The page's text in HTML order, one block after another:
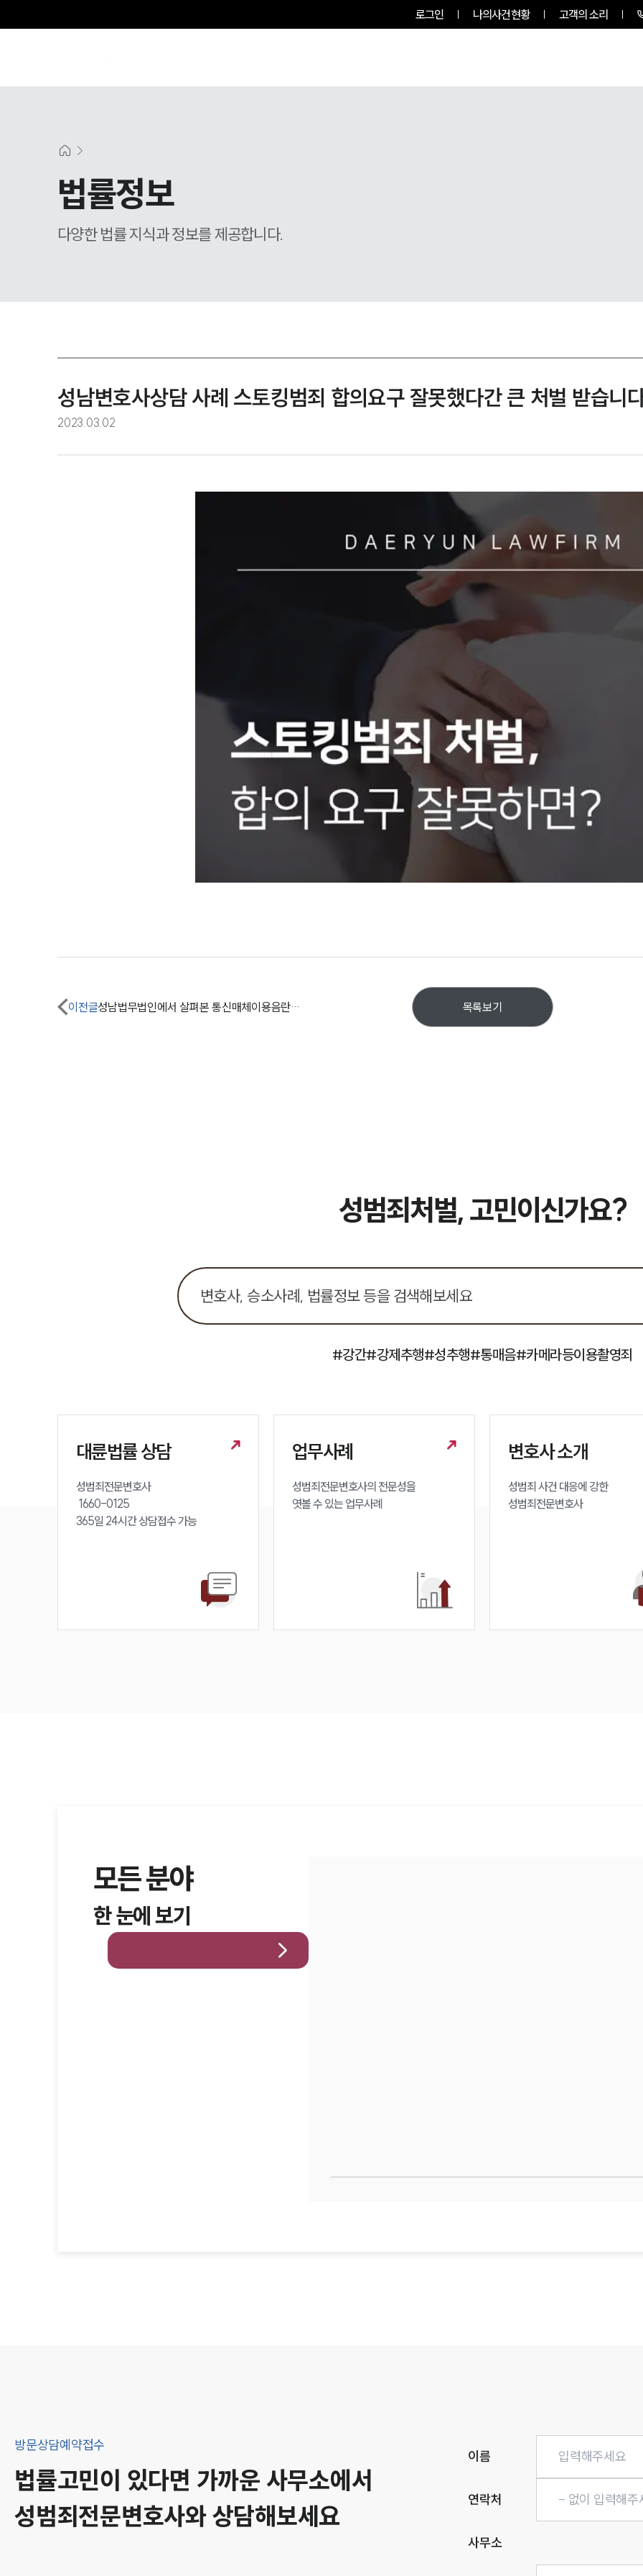
로그인 나의사건현황 고객의 소리
법률정보
다양한 법률 지식과 정보를 제공합니다.
성남변호사상담 사례 스토킹범죄 합의요구 잘못했다간 큰 처벌 받습니
2023.03.02
이전글 성남법무법인에서 살펴본 통신매체이용음란죄 미성년자통매음 피소 사건은? 목록보기
성범죄처벌, 고민이신가요?
#강간#강제추행#성추행#통매음#카메라등이용촬영죄
대륜법률 상담
성범죄전문변호사
365일 24시간 상담접수 가능
업무사례
성범죄전문변호사의 전문성을
엿볼 수 있는 업무사례
변호사 소개
성범죄 사건 대응에 강한
성범죄전문변호사
모든 분야
한 눈에 보기
방문상담예약접수
법률고민이 있다면 가까운 사무소에서
성범죄전문변호사와 상담해보세요
이름
연락처
사무소